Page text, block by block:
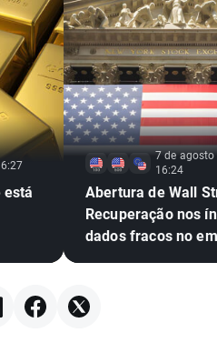
está
7 de agosto
16:24
Abertura de Wall
Recuperação nos
dados fracos no